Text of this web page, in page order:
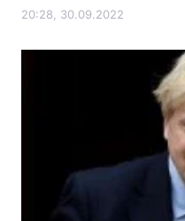
20:28, 30.09.2022